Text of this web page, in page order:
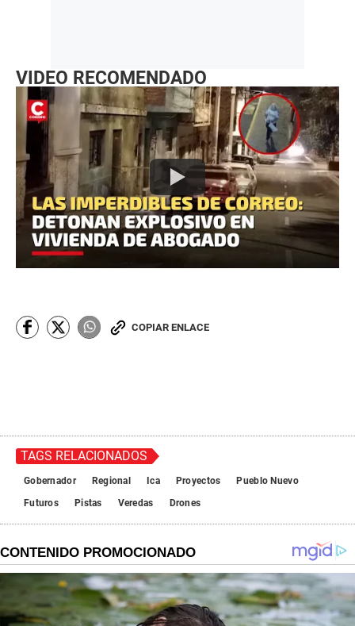
VIDEO RECOMENDADO
COPIAR ENLACE
TAGS RELACIONADOS
Gobernador Regional Ica Proyectos
Pueblo Nuevo
Futuros
Pistas Veredas Drones